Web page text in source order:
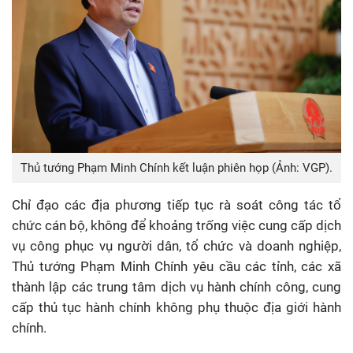
Thủ tướng Phạm Minh Chính kết luận phiên họp (Ảnh: VGP).
Chỉ đạo các địa phương tiếp tục rà soát công tác tổ
chức cán bộ, không để khoảng trống việc cung cấp dịch
vụ công phục vụ người dân, tổ chức và doanh nghiệp,
Thủ tướng Phạm Minh Chính yêu cầu các tỉnh, các xã
thành lập các trung tâm dịch vụ hành chính công, cung
cấp thủ tục hành chính không phụ thuộc địa giới hành
chính.